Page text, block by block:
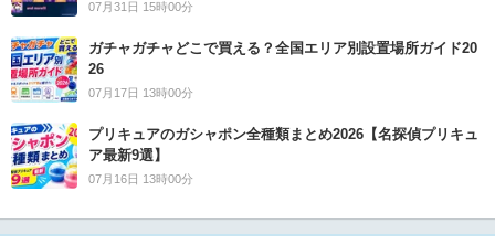
07月31日 15時00分
ガチャガチャどこで買える？全国エリア別設置場所ガイド20
26
07月17日 13時00分
プリキュアのガシャポン全種類まとめ2026【名探偵プリキュ
ア最新9選】
07月16日 13時00分